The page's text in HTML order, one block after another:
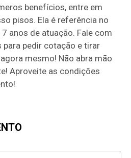
benefícios, entre em
pisos. Ela é referência no
anos de atuação. Fale com
pedir cotação e tirar
mesmo! Não abra mão
Aproveite as condições